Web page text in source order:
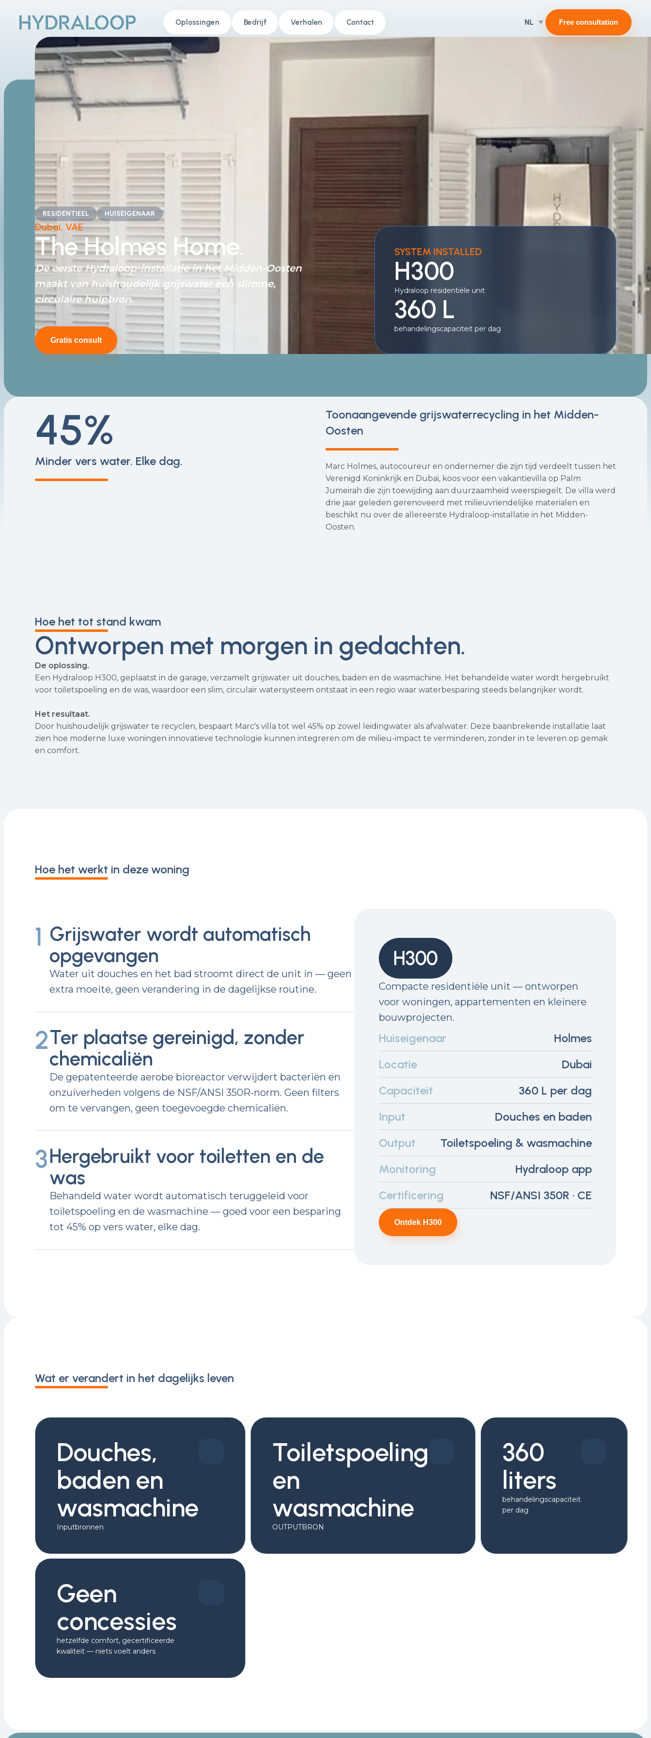
Oplossingen Bedrijf Verhalen Contact NL Free consultation
RESIDENTIEEL HUISEIGENAAR
Dubai, VAE
The Holmes Home.
De eerste Hydraloop-installatie in het Midden-Oosten
maakt van huishoudelijk grijswater een slimme,
circulaire hulpbron.
SYSTEM INSTALLED
H300
Hydraloop residentiële unit
360 L
behandelingscapaciteit per dag
Gratis consult
45%
Minder vers water. Elke dag.
Toonaangevende grijswaterrecycling in het Midden-
Oosten
Marc Holmes, autocoureur en ondernemer die zijn tijd verdeelt tussen het
Verenigd Koninkrijk en Dubai, koos voor een vakantievilla op Palm
Jumeirah die zijn toewijding aan duurzaamheid weerspiegelt. De villa werd
drie jaar geleden gerenoveerd met milieuvriendelijke materialen en
beschikt nu over de allereerste Hydraloop-installatie in het Midden-
Oosten.
Hoe het tot stand kwam
Ontworpen met morgen in gedachten.
De oplossing.
Een Hydraloop H300, geplaatst in de garage, verzamelt grijswater uit douches, baden en de wasmachine. Het behandelde water wordt hergebruikt
voor toiletspoeling en de was, waardoor een slim, circulair watersysteem ontstaat in een regio waar waterbesparing steeds belangrijker wordt.
Het resultaat.
Door huishoudelijk grijswater te recyclen, bespaart Marc's villa tot wel 45% op zowel leidingwater als afvalwater. Deze baanbrekende installatie laat
zien hoe moderne luxe woningen innovatieve technologie kunnen integreren om de milieu-impact te verminderen, zonder in te leveren op gemak
en comfort.
Hoe het werkt in deze woning
1 Grijswater wordt automatisch
opgevangen
Water uit douches en het bad stroomt direct de unit in — geen
extra moeite, geen verandering in de dagelijkse routine.
2Ter plaatse gereinigd, zonder
chemicaliën
De gepatenteerde aerobe bioreactor verwijdert bacteriën en
onzuiverheden volgens de NSF/ANSI 350R-norm. Geen filters
om te vervangen, geen toegevoegde chemicaliën.
3Hergebruikt voor toiletten en de
was
Behandeld water wordt automatisch teruggeleid voor
toiletspoeling en de wasmachine — goed voor een besparing
tot 45% op vers water, elke dag.
H300
Compacte residentiële unit — ontworpen
voor woningen, appartementen en kleinere
bouwprojecten.
Huiseigenaar
Holmes
Locatie
Dubai
Capaciteit
360 L per dag
Input
Douches en baden
Output
Toiletspoeling & wasmachine
Monitoring
Hydraloop app
Certificering
NSF/ANSI 350R · CE
Ontdek H300
Wat er verandert in het dagelijks leven
Douches,
baden en
wasmachine
Inputbronnen
Toiletspoeling
en
wasmachine
OUTPUTBRON
360
liters
behandelingscapaciteit
per dag
Geen
concessies
hetzelfde comfort, gecertificeerde
kwaliteit — niets voelt anders